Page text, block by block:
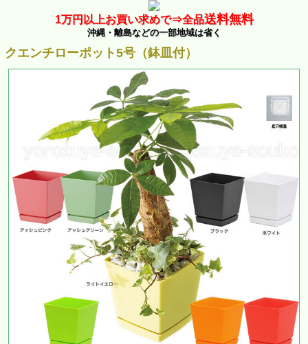
1万円以上お買い求めで⇒全品送料無料
沖縄・離島などの一部地域は省く
クエンチローポット5号（鉢皿付）